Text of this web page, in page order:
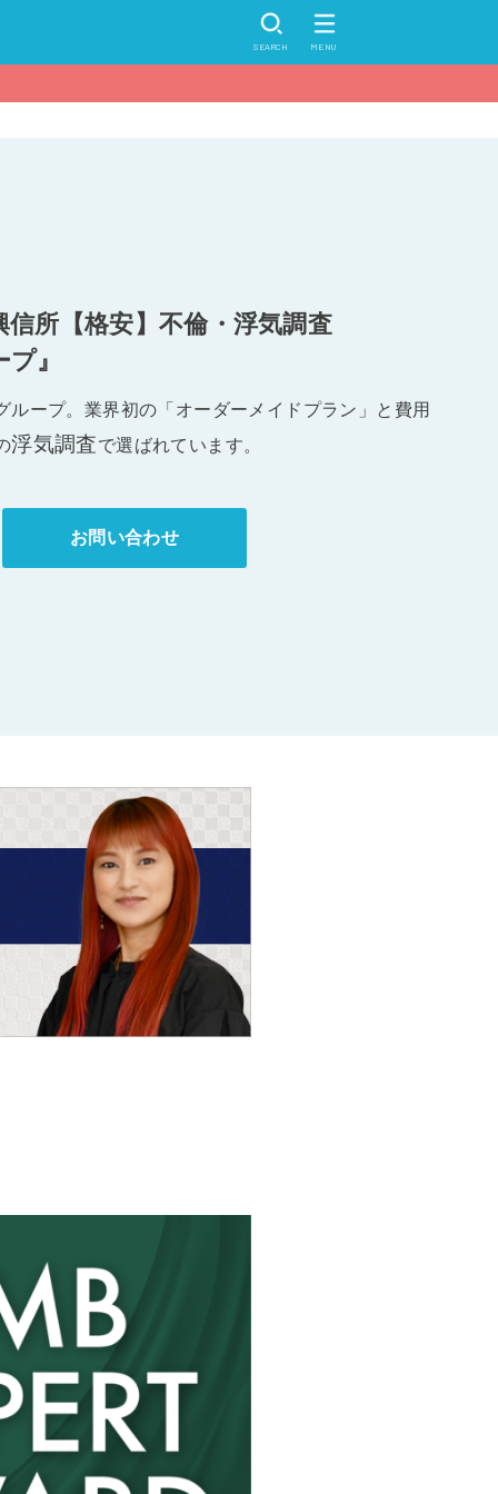
SEARCH MENU
信所【格安】不倫・浮気調査
』
ループ。業界初の「オーダーメイドプラン」と費用
浮気調査で選ばれています。
お問い合わせ